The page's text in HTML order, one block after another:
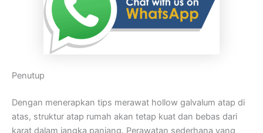
Penutup
Dengan menerapkan tips merawat hollow galvalum atap di
atas, struktur atap rumah akan tetap kuat dan bebas dari
karat dalam jangka panjang. Perawatan sederhana yang